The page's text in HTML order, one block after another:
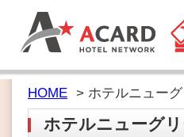
HOME > ホテルニュー
ホテルニューグ